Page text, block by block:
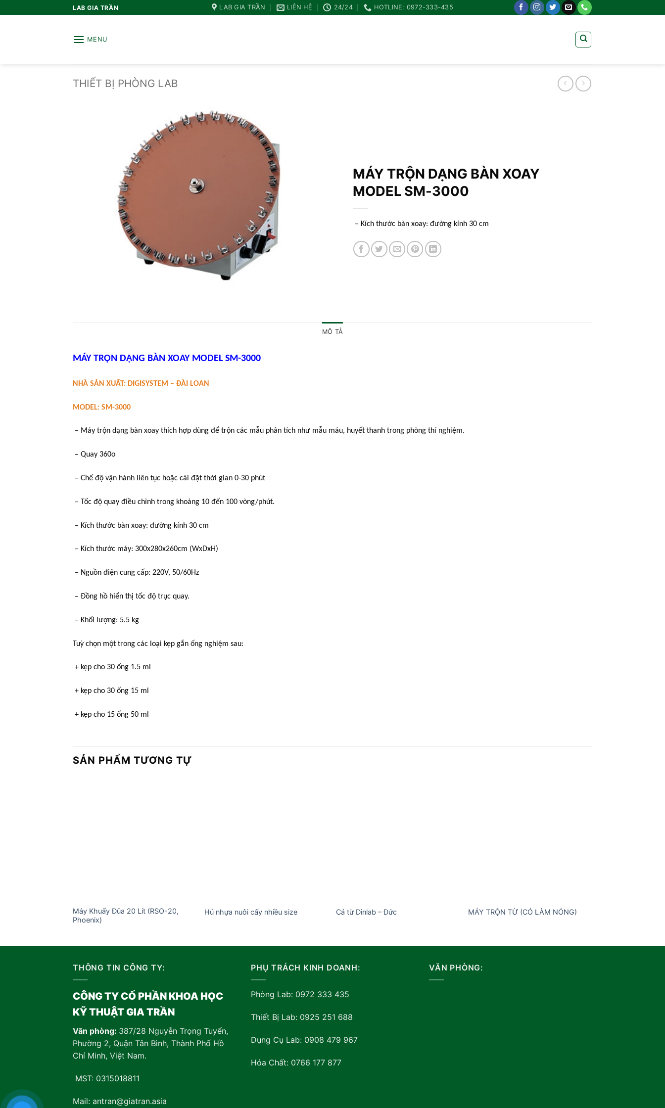
qua
LAB GIA TRẦN LAB GIA TRẦN LIÊN HỆ 24/24 HOTLINE: 0972-333-435
MENU
THIẾT BỊ PHÒNG LAB
MÁY TRỘN DẠNG BÀN XOAY
MODEL SM-3000
– Kích thước bàn xoay: đường kính 30 cm
MÔ TẢ
MÁY TRỘN DẠNG BÀN XOAY MODEL SM-3000
NHÀ SẢN XUẤT: DIGISYSTEM – ĐÀI LOAN
MODEL: SM-3000
– Máy trộn dạng bàn xoay thích hợp dùng để trộn các mẫu phân tích như mẫu máu, huyết thanh trong phòng thí nghiệm.
– Quay 360o
– Chế độ vận hành liên tục hoặc cài đặt thời gian 0-30 phút
– Tốc độ quay điều chỉnh trong khoảng 10 đến 100 vòng/phút.
– Kích thước bàn xoay: đường kính 30 cm
– Kích thước máy: 300x280x260cm (WxDxH)
– Nguồn điện cung cấp: 220V, 50/60Hz
– Đồng hồ hiển thị tốc độ trục quay.
– Khối lượng: 5.5 kg
Tuỳ chọn một trong các loại kẹp gắn ống nghiệm sau:
+ kẹp cho 30 ống 1.5 ml
+ kẹp cho 30 ống 15 ml
+ kẹp cho 15 ống 50 ml
SẢN PHẨM TƯƠNG TỰ
Máy Khuấy Đũa 20 Lít (RSO-20,
Phoenix)
Hủ nhựa nuôi cấy nhiều size Cá từ Dinlab – Đức MÁY TRỘN TỪ (CÓ LÀM NÓNG)
THÔNG TIN CÔNG TY:
CÔNG TY CỔ PHẦN KHOA HỌC
KỸ THUẬT GIA TRẦN
Văn phòng: 387/28 Nguyễn Trọng Tuyển,
Phường 2, Quận Tân Bình, Thành Phố Hồ
Chí Minh, Việt Nam.
MST: 0315018811
Mail: antran@giatran.asia
PHỤ TRÁCH KINH DOANH:
Phòng Lab: 0972 333 435
Thiết Bị Lab: 0925 251 688
Dụng Cụ Lab: 0908 479 967
Hóa Chất: 0766 177 877
VĂN PHÒNG: